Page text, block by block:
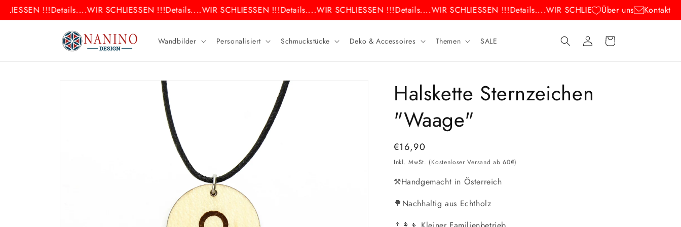
zum
Inhalt
!!!Details....WIR SCHLIESSEN !!!Details....WIR SCHLIESSEN !!!Details....WIR SCHLIESSEN !!!Details....WIR SCHLIESSEN !!!Details....WIR SCHLIESSEN !!! Details....
Über uns Kontakt
Wandbilder Personalisiert Schmuckstücke Deko & Accessoires Themen SALE EinloggenWarenkorb
Halskette Sternzeichen
"Waage"
Normaler
Preis
€16,90
Inkl. MwSt. (Kostenloser Versand ab 60€)
⚒️Handgemacht in Österreich
🌳Nachhaltig aus Echtholz